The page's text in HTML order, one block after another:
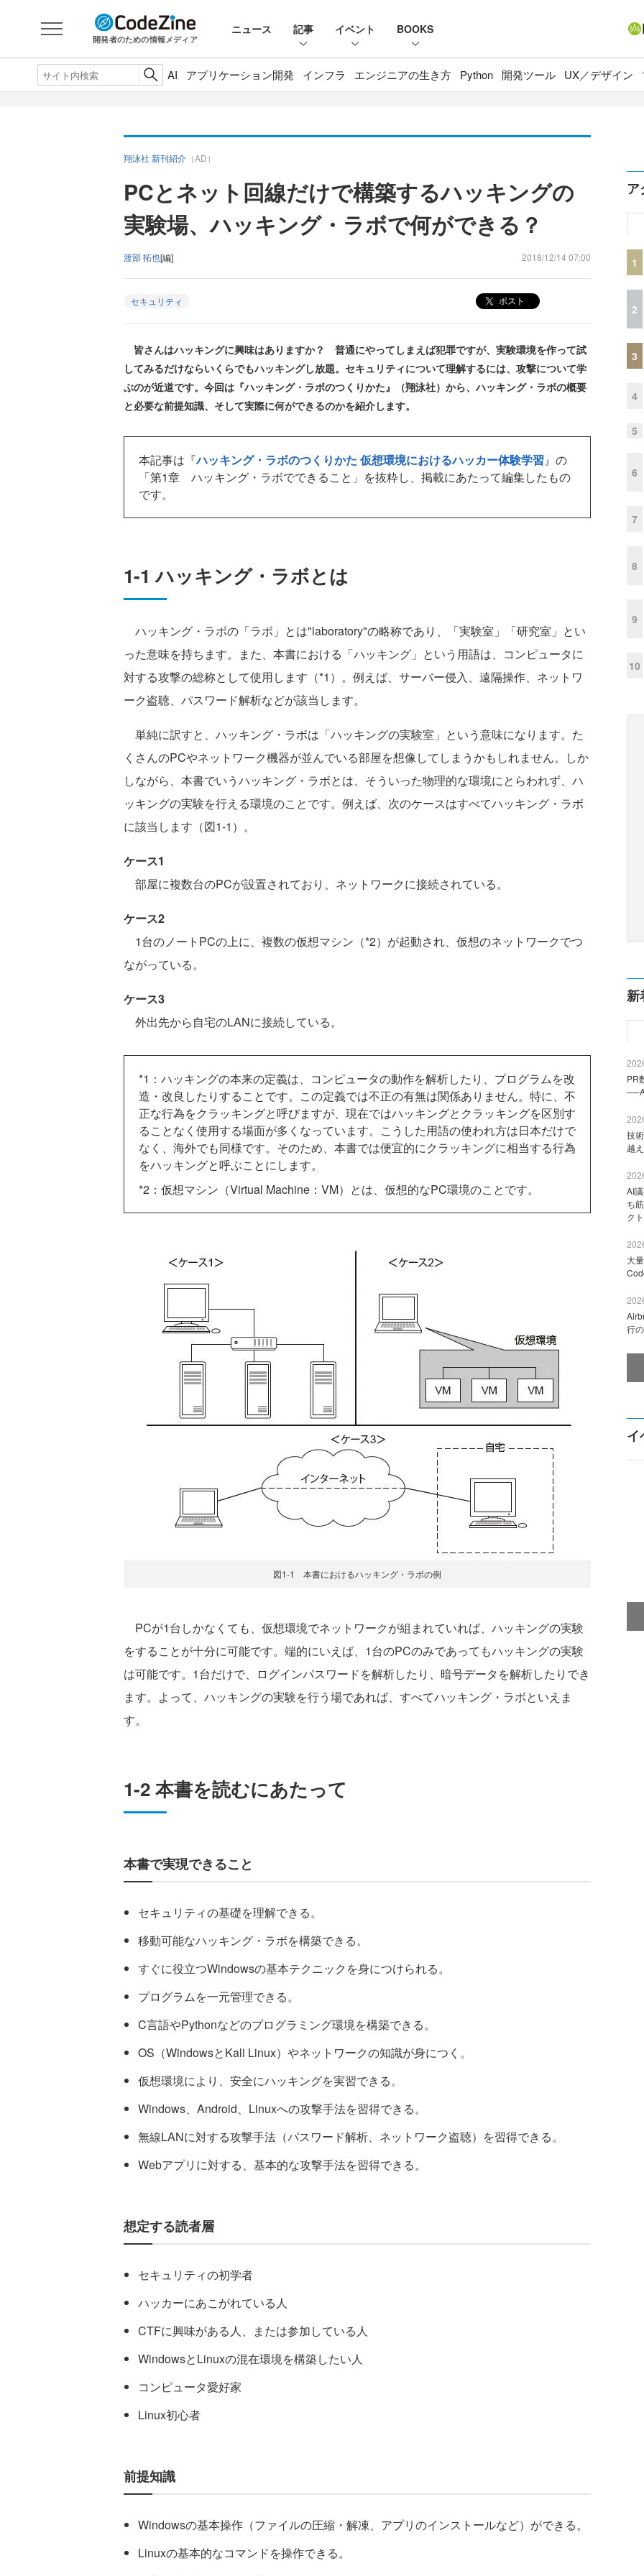
開発者のための情報メディア
ニュース 記事 イベント BOOKS
AI アプリケーション開発 インフラ エンジニアの生き方 Python 開発ツール UX／デザイン
翔泳社 新刊紹介 （AD）
PCとネット回線だけで構築するハッキングの
実験場、ハッキング・ラボで何ができる？
渡部 拓也[編] 2018/12/14 07:00
セキュリティ ポスト
皆さんはハッキングに興味はありますか？ 普通にやってしまえば犯罪ですが、実験環境を作って試
してみるだけならいくらでもハッキングし放題。セキュリティについて理解するには、攻撃について学
ぶのが近道です。今回は『ハッキング・ラボのつくりかた』（翔泳社）から、ハッキング・ラボの概要
と必要な前提知識、そして実際に何ができるのかを紹介します。
本記事は『ハッキング・ラボのつくりかた 仮想環境におけるハッカー体験学習』の
「第1章 ハッキング・ラボでできること」を抜粋し、掲載にあたって編集したもの
です。
1-1 ハッキング・ラボとは
ハッキング・ラボの「ラボ」とは"laboratory"の略称であり、「実験室」「研究室」とい
った意味を持ちます。また、本書における「ハッキング」という用語は、コンピュータに
対する攻撃の総称として使用します（*1）。例えば、サーバー侵入、遠隔操作、ネットワ
ーク盗聴、パスワード解析などが該当します。
単純に訳すと、ハッキング・ラボは「ハッキングの実験室」という意味になります。た
くさんのPCやネットワーク機器が並んでいる部屋を想像してしまうかもしれません。しか
しながら、本書でいうハッキング・ラボとは、そういった物理的な環境にとらわれず、ハ
ッキングの実験を行える環境のことです。例えば、次のケースはすべてハッキング・ラボ
に該当します（図1-1）。
ケース1
部屋に複数台のPCが設置されており、ネットワークに接続されている。
ケース2
1台のノートPCの上に、複数の仮想マシン（*2）が起動され、仮想のネットワークでつ
ながっている。
ケース3
外出先から自宅のLANに接続している。
*1：ハッキングの本来の定義は、コンピュータの動作を解析したり、プログラムを改
造・改良したりすることです。この定義では不正の有無は関係ありません。特に、不
正な行為をクラッキングと呼びますが、現在ではハッキングとクラッキングを区別す
ることなく使用する場面が多くなっています。こうした用語の使われ方は日本だけで
なく、海外でも同様です。そのため、本書では便宜的にクラッキングに相当する行為
をハッキングと呼ぶことにします。
*2：仮想マシン（Virtual Machine：VM）とは、仮想的なPC環境のことです。
図1-1 本書におけるハッキング・ラボの例
PCが1台しかなくても、仮想環境でネットワークが組まれていれば、ハッキングの実験
をすることが十分に可能です。端的にいえば、1台のPCのみであってもハッキングの実験
は可能です。1台だけで、ログインパスワードを解析したり、暗号データを解析したりでき
ます。よって、ハッキングの実験を行う場であれば、すべてハッキング・ラボといえま
す。
1-2 本書を読むにあたって
本書で実現できること
セキュリティの基礎を理解できる。
移動可能なハッキング・ラボを構築できる。
すぐに役立つWindowsの基本テクニックを身につけられる。
プログラムを一元管理できる。
C言語やPythonなどのプログラミング環境を構築できる。
OS（WindowsとKali Linux）やネットワークの知識が身につく。
仮想環境により、安全にハッキングを実習できる。
Windows、Android、Linuxへの攻撃手法を習得できる。
無線LANに対する攻撃手法（パスワード解析、ネットワーク盗聴）を習得できる。
Webアプリに対する、基本的な攻撃手法を習得できる。
想定する読者層
セキュリティの初学者
ハッカーにあこがれている人
CTFに興味がある人、または参加している人
WindowsとLinuxの混在環境を構築したい人
コンピュータ愛好家
Linux初心者
前提知識
Windowsの基本操作（ファイルの圧縮・解凍、アプリのインストールなど）ができる。
Linuxの基本的なコマンドを操作できる。
ア
1
2
3
4
5
6
7
8
9
10
新
PR
技
越
AI
ち
ク
大
行
イ